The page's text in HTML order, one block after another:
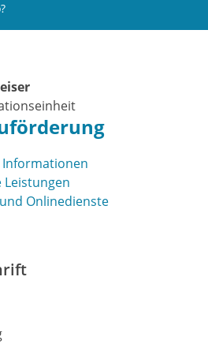
Informationen
Leistungen
Onlinedienste